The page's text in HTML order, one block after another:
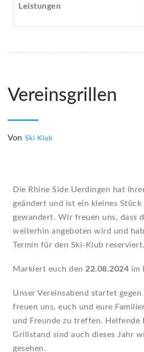
Leistungen
Vereinsgrillen
Von Ski Klub
Die Rhine Side Uerdingen hat
geändert und ist ein kleines
gewandert. Wir freuen uns, dass
weiterhin angeboten wird und
Termin für den Ski-Klub reserviert.
Markiert euch den 22.08.2024 im
Unser Vereinsabend startet
freuen uns, euch und eure
und Freunde zu treffen. Helfende
Grillstand sind auch dieses Jahr
gesehen.